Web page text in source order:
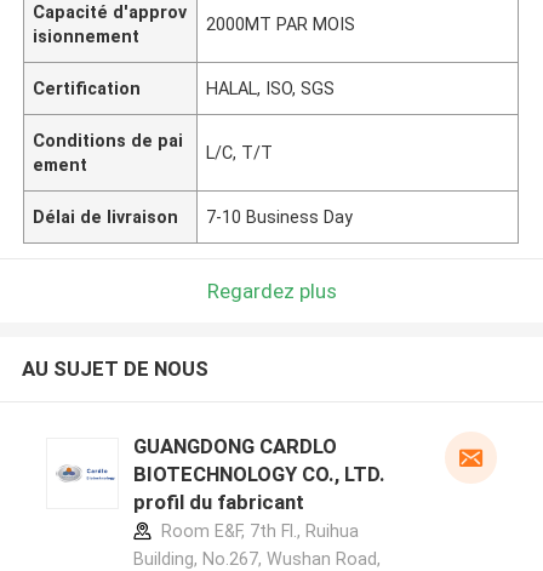
Capacité d'approv
isionnement
2000MT PAR MOIS
Certification HALAL, ISO, SGS
Conditions de pai
ement
L/C, T/T
Délai de livraison 7-10 Business Day
Regardez plus
AU SUJET DE NOUS
GUANGDONG CARDLO
BIOTECHNOLOGY CO., LTD.
profil du fabricant
Room E&F, 7th Fl., Ruihua
Building, No.267, Wushan Road,